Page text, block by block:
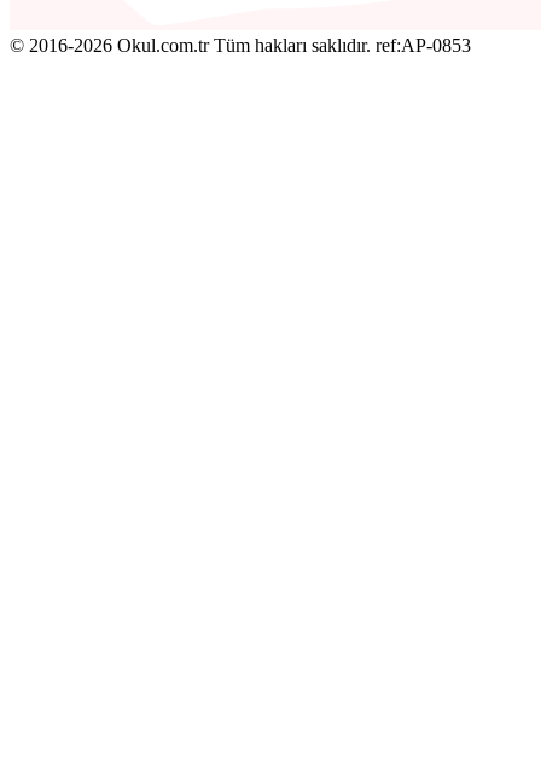
© 2016-2026 Okul.com.tr Tüm hakları saklıdır. ref:AP-0853